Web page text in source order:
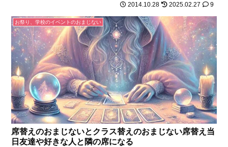
2014.10.28 2025.02.27 9
お祭り、学校のイベントのおまじない
席替えのおまじないとクラス替えのおまじない席替え当
日友達や好きな人と隣の席になる